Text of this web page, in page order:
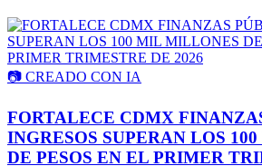
📷 CREADO CON IA
FORTALECE CDMX
INGRESOS SUPERAN LOS
DE PESOS EN EL PRIMER